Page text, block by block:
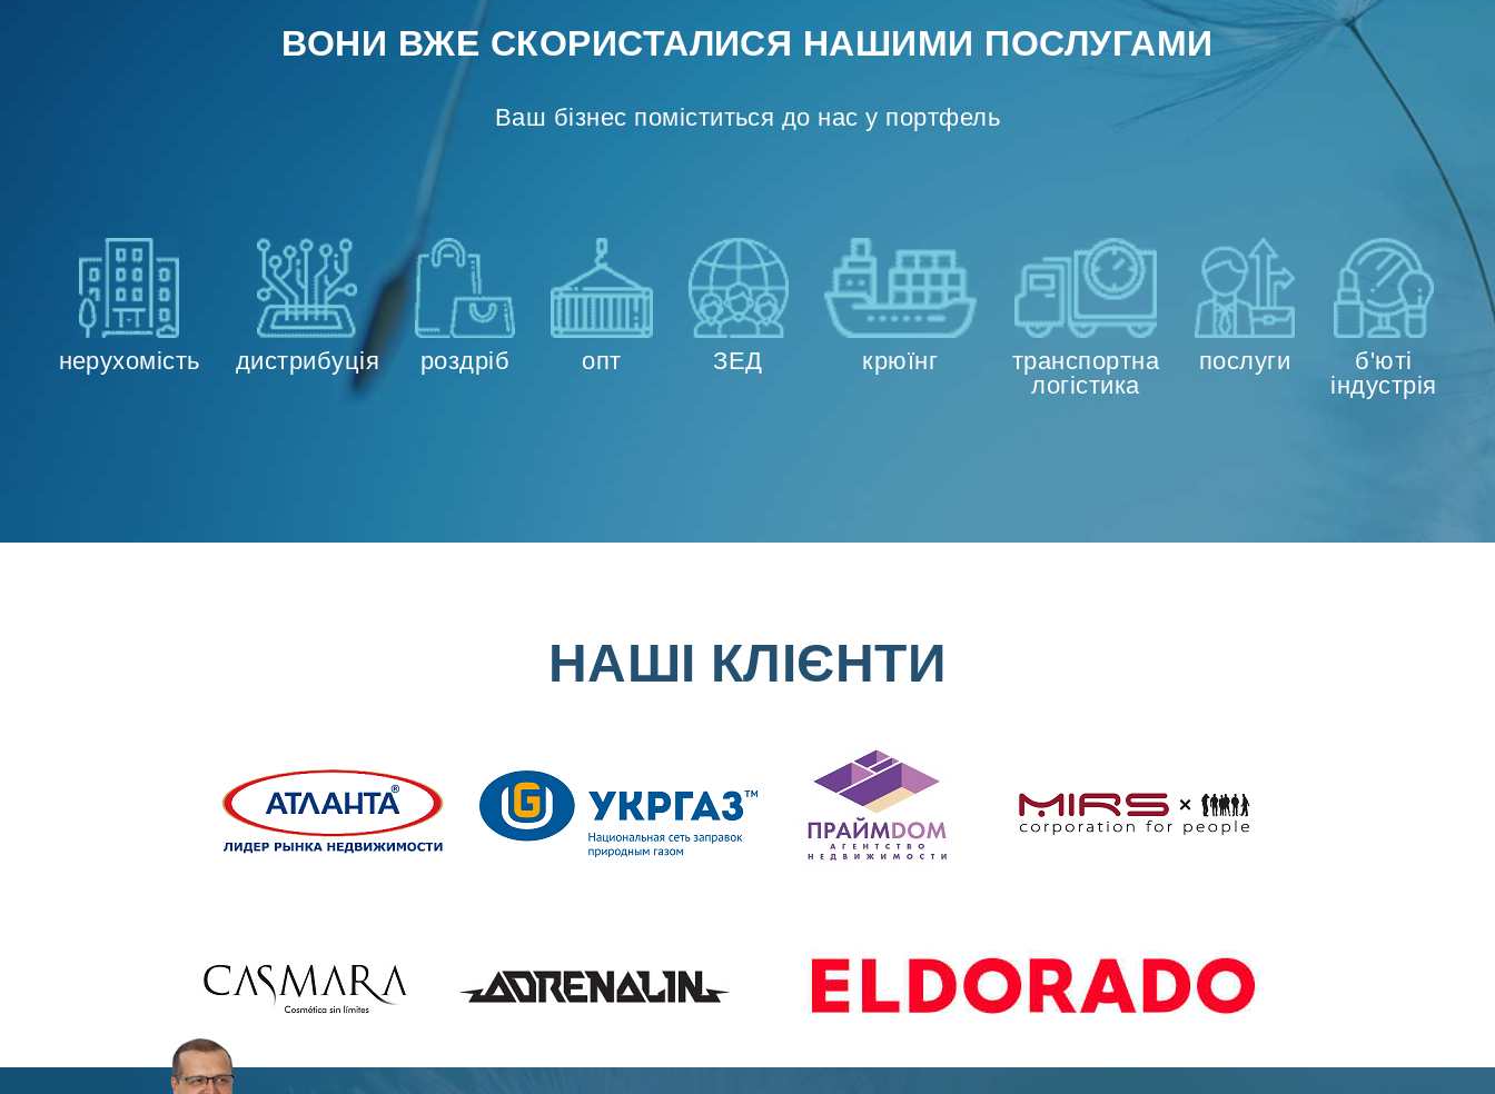
ВОНИ ВЖЕ СКОРИСТАЛИСЯ НАШИМИ ПОСЛУГАМИ
Ваш бізнес поміститься до нас у портфель
нерухомість дистрибуція роздріб опт ЗЕД крюїнг
транспортна
логістика
послуги
б'юті
індустрія
НАШІ КЛІЄНТИ